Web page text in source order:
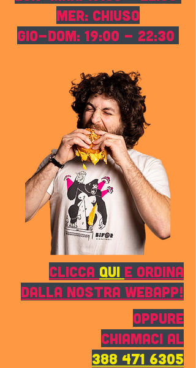
MER: CHIUSO
GIO-DOM: 19:00 - 22:30
CLICCA qui E ORDINA
DALLA NOSTRA WEBAPP!
OPPURE
CHIAMACI AL
388 471 6305